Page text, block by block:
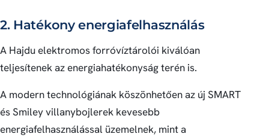
2. Hatékony energiafelhasználás
A Hajdu elektromos forróvíztárolói kiválóan
teljesítenek az energiahatékonyság terén is.
A modern technológiának köszönhetően az új SMART
és Smiley villanybojlerek kevesebb
energiafelhasználással üzemelnek, mint a